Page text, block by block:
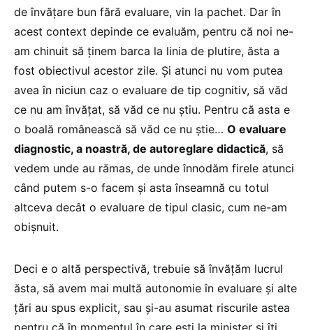
de învățare bun fără evaluare, vin la pachet. Dar în
acest context depinde ce evaluăm, pentru că noi ne-
am chinuit să ținem barca la linia de plutire, ăsta a
fost obiectivul acestor zile. Și atunci nu vom putea
avea în niciun caz o evaluare de tip cognitiv, să văd
ce nu am învățat, să văd ce nu știu. Pentru că asta e
o boală românească să văd ce nu știe… O evaluare
diagnostic, a noastră, de autoreglare didactică, să
vedem unde au rămas, de unde înnodăm firele atunci
când putem s-o facem și asta înseamnă cu totul
altceva decât o evaluare de tipul clasic, cum ne-am
obișnuit.
Deci e o altă perspectivă, trebuie să învățăm lucrul
ăsta, să avem mai multă autonomie în evaluare și alte
țări au spus explicit, sau și-au asumat riscurile astea
pentru că în momentul în care ești la minister și îți